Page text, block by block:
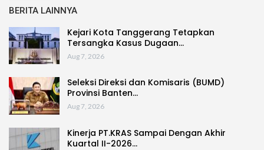
BERITA LAINNYA
Kejari Kota Tanggerang Tetapkan
Tersangka Kasus Dugaan…
Aug 7, 2026
Seleksi Direksi dan Komisaris (BUMD)
Provinsi Banten…
Aug 7, 2026
Kinerja PT.KRAS Sampai Dengan Akhir
Kuartal II-2026…